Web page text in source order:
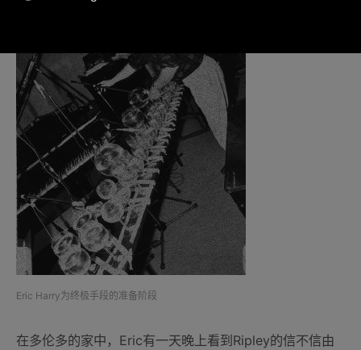
Eric Harry为终极手段的准备阶段
在多伦多的家中，Eric有一天晚上看到Ripley的信不信由